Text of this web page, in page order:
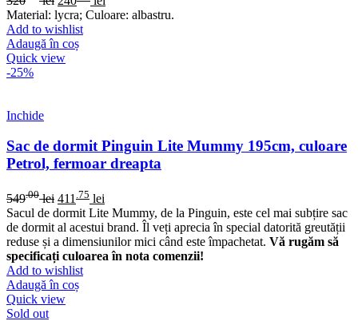
Material: lycra; Culoare: albastru.
Add to wishlist
Adaugă în coș
Quick view
-25%
Inchide
Sac de dormit Pinguin Lite Mummy 195cm, culoare
Petrol, fermoar dreapta
549.00 lei 411 .75 lei
Sacul de dormit Lite Mummy, de la Pinguin, este cel mai subțire sac
de dormit al acestui brand. Îl veți aprecia în special datorită greutății
reduse și a dimensiunilor mici când este împachetat. Vă rugăm să
specificați culoarea în nota comenzii!
Add to wishlist
Adaugă în coș
Quick view
Sold out